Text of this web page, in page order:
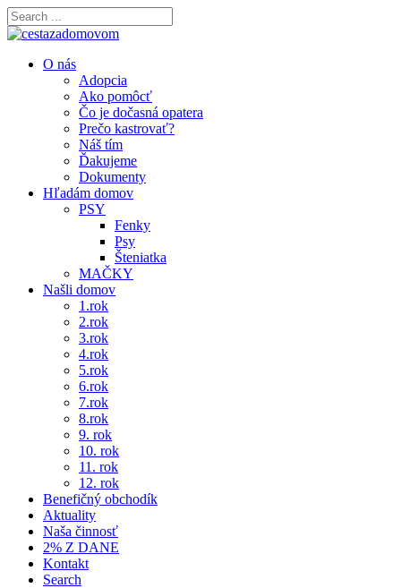
O nás
Adopcia
Ako pomôcť
Čo je dočasná opatera
Prečo kastrovať?
Náš tím
Ďakujeme
Dokumenty
Hľadám domov
PSY
Fenky
Psy
Šteniatka
MAČKY
Našli domov
1.rok
2.rok
3.rok
4.rok
5.rok
6.rok
7.rok
8.rok
9. rok
10. rok
11. rok
12. rok
Benefičný obchodík
Aktuality
Naša činnosť
2% Z DANE
Kontakt
Search